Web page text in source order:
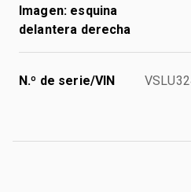
Imagen: esquina
delantera derecha
N.º de serie/VIN